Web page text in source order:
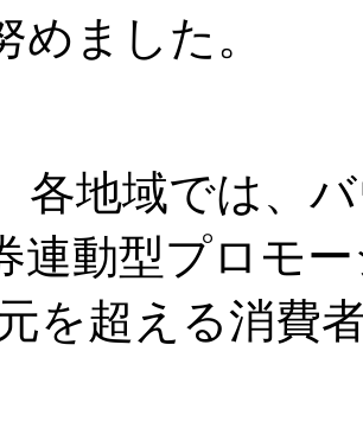
めました。
各地域では、
連動型プロモ
を超える消費